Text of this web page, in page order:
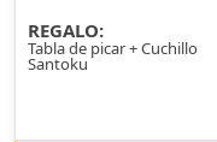
REGALO:
Tabla de picar + Cuchillo
Santoku